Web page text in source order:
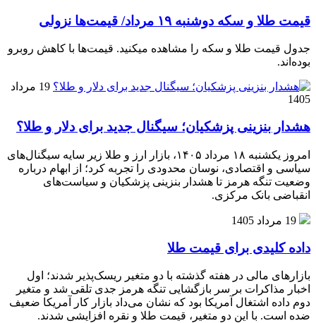
قیمت طلا و سکه دوشنبه ۱۹ مرداد/ قیمت‌ها نزولی
جدول قیمت طلا و سکه را مشاهده میکنید. قیمت‌ها با کاهش روبرو
بوده‌اند.
19 مرداد
1405
هشدار بنزینی پزشکیان؛ سیگنال جدید برای دلار و طلا؟
امروز یکشنبه ۱۸ مرداد ۱۴۰۵، بازار ارز و طلا زیر سایه سیگنال‌های
سیاسی و اقتصادی، نوسان محدودی را تجربه کرد؛ از ابهام درباره
وضعیت تنگه هرمز تا هشدار بنزینی پزشکیان و سیاست‌های
انقباضی بانک مرکزی.
19 مرداد 1405
داده کلیدی برای قیمت طلا
بازارهای مالی در هفته گذشته با دو متغیر ریسک‌پذیر شدند؛ اول
اخبار مذاکرات بر سر بازگشایی تنگه هرمز جدی تلقی شد و متغیر
دوم داده اشتغال آمریکا بود که نشان می‌داد بازار کار آمریکا ضعیف
ضده است. با این دو متغیر، قیمت طلا و نقره افزایشی شدند.